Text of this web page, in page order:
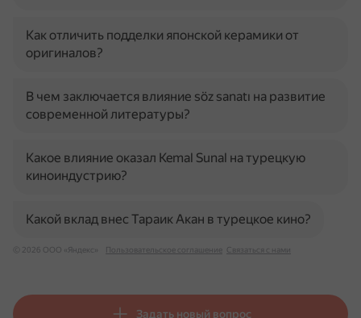
Как отличить подделки японской керамики от
оригиналов?
В чем заключается влияние söz sanatı на развитие
современной литературы?
Какое влияние оказал Kemal Sunal на турецкую
киноиндустрию?
Какой вклад внес Тараик Акан в турецкое кино?
© 2026 ООО «Яндекс» Пользовательское соглашение Связаться с нами
Задать новый вопрос